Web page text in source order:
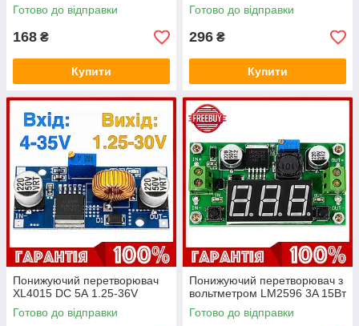
Готово до відправки
168 ₴
Купити
Готово до відправки
296 ₴
Купити
Понижуючий перетворювач
XL4015 DC 5А 1.25-36V
Готово до відправки
Понижуючий перетворювач з
вольтметром LM2596 3A 15Вт
Готово до відправки